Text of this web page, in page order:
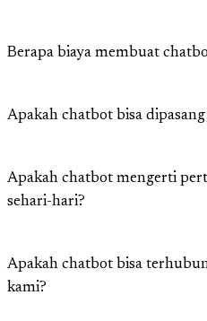
Berapa biaya membuat
Apakah chatbot bisa
Apakah chatbot mengerti
sehari-hari?
Apakah chatbot bisa
kami?